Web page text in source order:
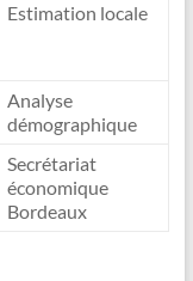
Estimation locale
Analyse
démographique
Secrétariat
économique
Bordeaux